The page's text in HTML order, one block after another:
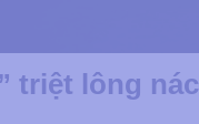
triệt lông